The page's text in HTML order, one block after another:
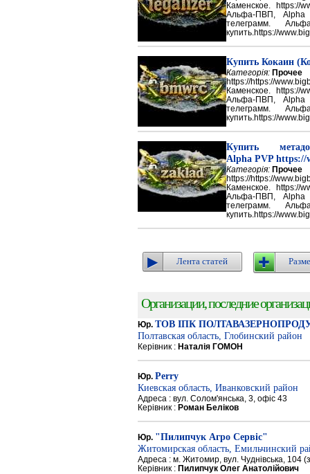
Каменское. https://
Альфа-ПВП, Alpha
телеграмм.
купить.https://
Купить Кокаин
Категорія: Прочее
https://https://
Каменское. https://
Альфа-ПВП, Alpha
телеграмм.
купить.https://
Купить
Alpha PVP https://
Категорія: Прочее
https://https://
Каменское. https://
Альфа-ПВП, Alpha
телеграмм.
купить.https://
Лента статей
Организации, последние
Юр. ТОВ ІПК
Полтавская область, Глобинский район
Керівник : Наталія ГОМОН
Юр. Perry
Киевская область, Иванковский район
Адреса : вул. Солом'янська, 3, офіс 43
Керівник : Роман Беліков
Юр. "Пилипчук Агро Сервіс"
Житомирская область, Емильчинский
Адреса : м. Житомир, вул. Чуднівська, 104
Керівник : Пилипчук Олег Анатолійович